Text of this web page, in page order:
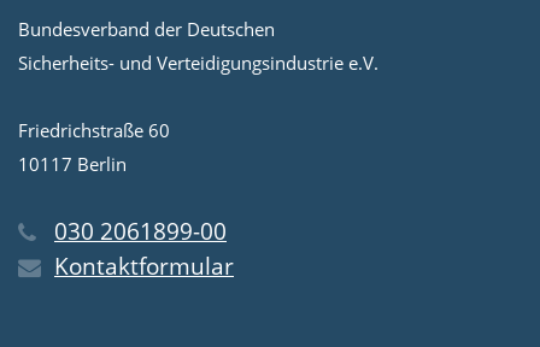
Bundesverband der Deutschen
Sicherheits- und Verteidigungsindustrie e.V.
Friedrichstraße 60
10117 Berlin
030 2061899-00
Kontaktformular